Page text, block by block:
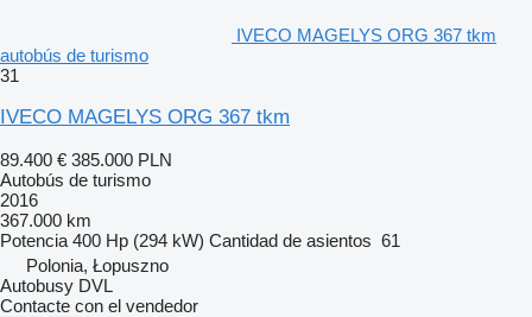
IVECO MAGELYS ORG 367 tkm
autobús de turismo
31
IVECO MAGELYS ORG 367 tkm
89.400 € 385.000 PLN
Autobús de turismo
2016
367.000 km
Potencia 400 Hp (294 kW) Cantidad de asientos 61
Polonia, Łopuszno
Autobusy DVL
Contacte con el vendedor